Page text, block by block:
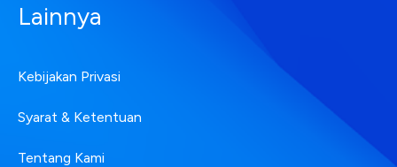
Lainnya
Kebijakan Privasi
Syarat & Ketentuan
Tentang Kami